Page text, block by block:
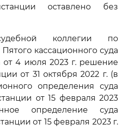
оставлено без
коллегии по
кассационного суда
4 июля 2023 г. решение
от 31 октября 2022 г. (в
определения суда
от 15 февраля 2023
определение суда
от 15 февраля 2023 г.